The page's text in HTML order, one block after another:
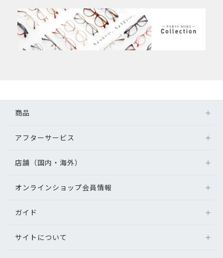
商品
アフターサービス
店舗（国内・海外）
オンラインショップ会員情報
ガイド
サイトについて